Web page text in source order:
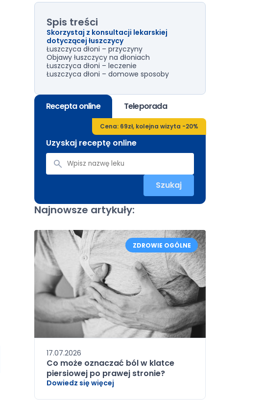
Spis treści
Skorzystaj z konsultacji lekarskiej
dotyczącej łuszczycy
Łuszczyca dłoni – przyczyny
Objawy łuszczycy na dłoniach
Łuszczyca dłoni – leczenie
Łuszczyca dłoni – domowe sposoby
Recepta online Teleporada
Cena: 69zł, kolejna wizyta -20%
Uzyskaj receptę online
Szukaj
Najnowsze artykuły:
17.07.2026
Co może oznaczać ból w klatce
piersiowej po prawej stronie?
Dowiedz się więcej
ZDROWIE OGÓLNE